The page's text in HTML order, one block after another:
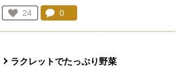
お気に入り登録：
24
人が登録
コメント：
0
ラクレットでたっぷり野菜